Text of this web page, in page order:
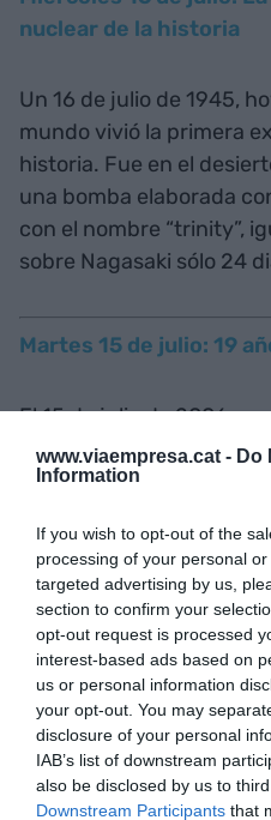
www.viaempresa.cat - Do
Information
If you wish to opt-out of the
processing of your personal
targeted advertising by us,
section to confirm your
opt-out request is processed
interest-based ads based on
us or personal information
your opt-out. You may
disclosure of your personal
IAB’s list of downstream
also be disclosed by us to
Downstream Participants that
nuclear de la historia
Un 16 de julio de 1945,
mundo vivió la primera
historia. Fue en el
una bomba elaborada
con el nombre “trinity”,
sobre Nagasaki sólo 24
Martes 15 de julio: 19
El 15 de julio de 2006
En 2007 los usuarios
En 2010 se llegó a los
registrados.
En 2013 salió a bolsa,
por acción.
En 2017 se aumentó el
140 a 280.